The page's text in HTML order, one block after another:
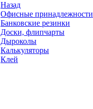
Назад
Офисные принадлежности
Банковские резинки
Доски, флипчарты
Дыроколы
Калькуляторы
Клей